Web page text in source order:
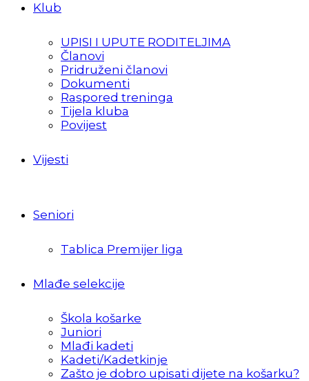
Klub
UPISI I UPUTE RODITELJIMA
Članovi
Pridruženi članovi
Dokumenti
Raspored treninga
Tijela kluba
Povijest
Vijesti
Seniori
Tablica Premijer liga
Mlađe selekcije
Škola košarke
Juniori
Mlađi kadeti
Kadeti/Kadetkinje
Zašto je dobro upisati dijete na košarku?